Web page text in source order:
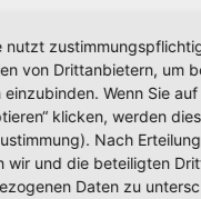
nutzt
von Drittanbietern, um
einzubinden. Wenn Sie
klicken, werden
Nach
wir und die beteiligten
Daten zu